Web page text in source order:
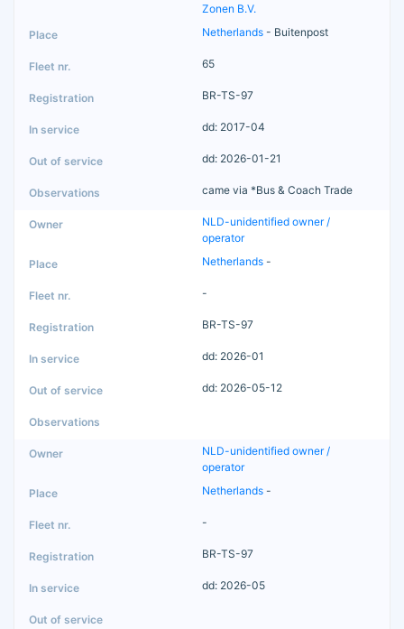
Zonen B.V.
Netherlands - Buitenpost
65
BR-TS-97
dd: 2017-04
dd: 2026-01-21
came via *Bus & Coach Trade
NLD-unidentified owner /
operator
Netherlands -
-
BR-TS-97
dd: 2026-01
dd: 2026-05-12
NLD-unidentified owner /
operator
Netherlands -
-
BR-TS-97
dd: 2026-05